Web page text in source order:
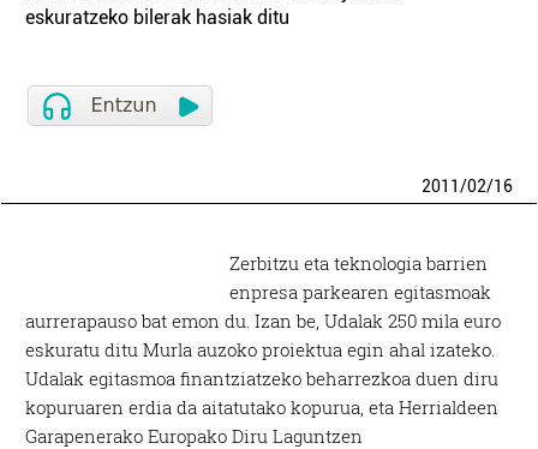
eskuratzeko bilerak hasiak ditu
2011/02/16
Zerbitzu eta teknologia barrien
enpresa parkearen egitasmoak
aurrerapauso bat emon du. Izan be, Udalak 250 mila euro
eskuratu ditu Murla auzoko proiektua egin ahal izateko.
Udalak egitasmoa finantziatzeko beharrezkoa duen diru
kopuruaren erdia da aitatutako kopurua, eta Herrialdeen
Garapenerako Europako Diru Laguntzen